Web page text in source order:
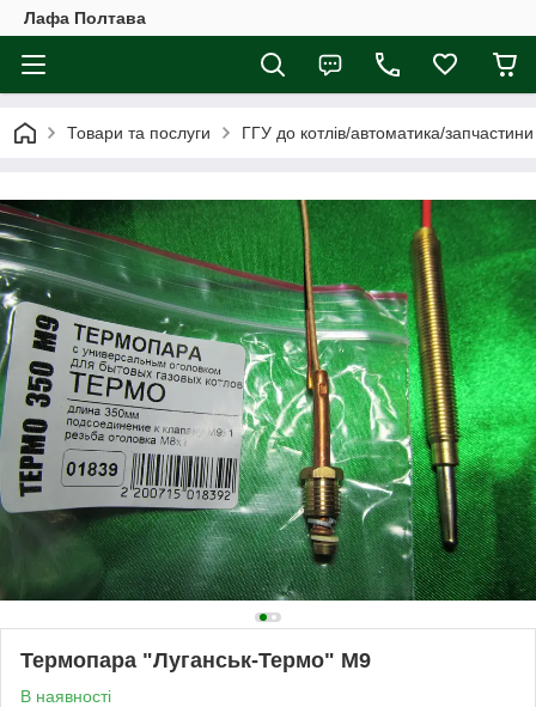
Лафа Полтава
Товари та послуги ГГУ до котлів/автоматика/запчастини
Термопара "Луганськ-Термо" М9
В наявності